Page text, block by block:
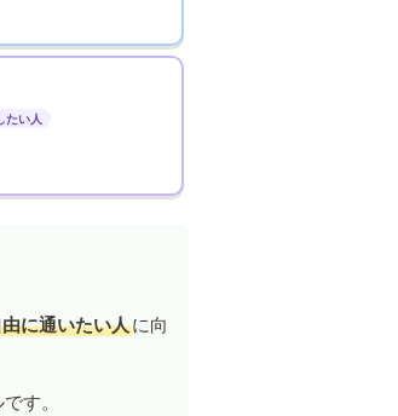
たい人
に通いたい人に向
す。